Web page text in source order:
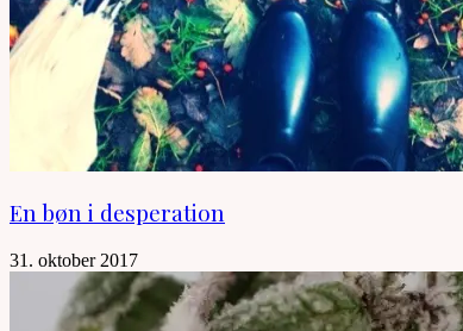
En bøn i desperation
31. oktober 2017